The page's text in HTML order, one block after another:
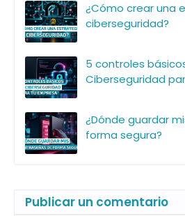
¿Cómo crear una
ciberseguridad?
5 controles
Ciberseguridad
¿Dónde guardar
forma segura?
Publicar un comentario